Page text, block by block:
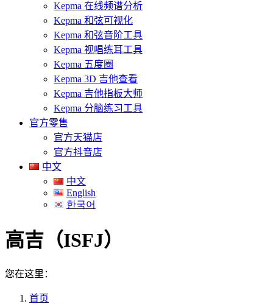
Kepma 在线频谱分析
Kepma 和弦可视化
Kepma 和弦音阶工具
Kepma 视唱练耳工具
Kepma 五度圈
Kepma 3D 吉他查看
Kepma 吉他指板大师
Kepma 分脑练习工具
官方零售
官方天猫店
官方抖音店
中文
中文
English
한국어
高吉（ISFJ）
您在这里：
首页